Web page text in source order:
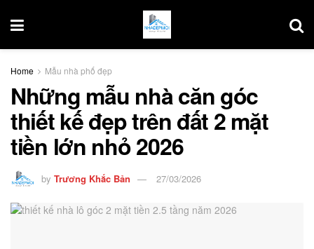
Home Mẫu nhà phố đẹp
Những mẫu nhà căn góc
thiết kế đẹp trên đất 2 mặt
tiền lớn nhỏ 2026
by Trương Khắc Bản 27/03/2026